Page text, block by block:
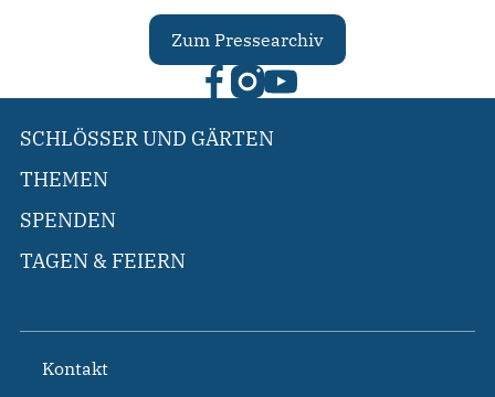
Zum Pressearchiv
SCHLÖSSER UND GÄRTEN
THEMEN
SPENDEN
TAGEN & FEIERN
Kontakt